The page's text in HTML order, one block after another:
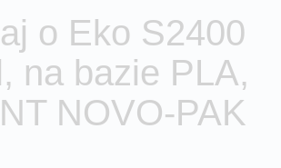
o Eko S2400
na bazie PLA,
NOVO-PAK